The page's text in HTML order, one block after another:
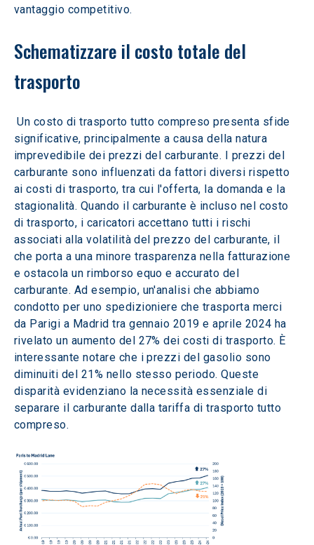
vantaggio competitivo.
Schematizzare il costo totale del
trasporto
Un costo di trasporto tutto compreso presenta sfide
significative, principalmente a causa della natura
imprevedibile dei prezzi del carburante. I prezzi del
carburante sono influenzati da fattori diversi rispetto
ai costi di trasporto, tra cui l'offerta, la domanda e la
stagionalità. Quando il carburante è incluso nel costo
di trasporto, i caricatori accettano tutti i rischi
associati alla volatilità del prezzo del carburante, il
che porta a una minore trasparenza nella fatturazione
e ostacola un rimborso equo e accurato del
carburante. Ad esempio, un'analisi che abbiamo
condotto per uno spedizioniere che trasporta merci
da Parigi a Madrid tra gennaio 2019 e aprile 2024 ha
rivelato un aumento del 27% dei costi di trasporto. È
interessante notare che i prezzi del gasolio sono
diminuiti del 21% nello stesso periodo. Queste
disparità evidenziano la necessità essenziale di
separare il carburante dalla tariffa di trasporto tutto
compreso.